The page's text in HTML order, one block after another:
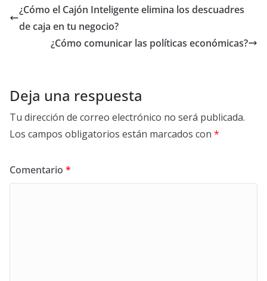
¿Cómo el Cajón Inteligente elimina los descuadres
de caja en tu negocio?
¿Cómo comunicar las políticas económicas?
Deja una respuesta
Tu dirección de correo electrónico no será publicada.
Los campos obligatorios están marcados con *
Comentario *